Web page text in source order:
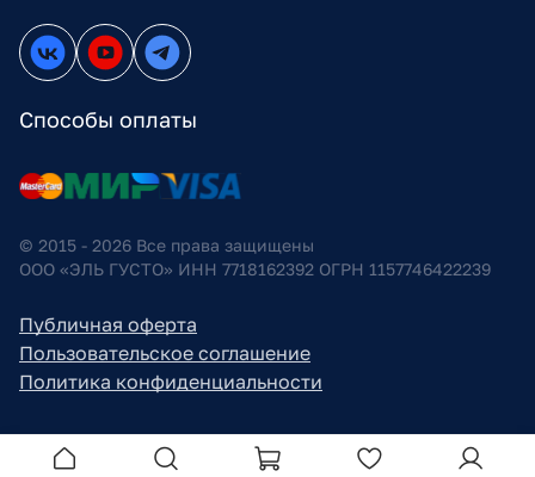
Способы оплаты
© 2015 - 2026 Все права защищены
ООО «ЭЛЬ ГУСТО» ИНН 7718162392 ОГРН 1157746422239
Публичная оферта
Пользовательское соглашение
Политика конфиденциальности